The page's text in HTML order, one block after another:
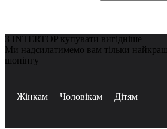
З INTERTOP купувати вигідніше
Ми надсилатимемо вам тільки
шопінгу
Жінкам Чоловікам Дітям